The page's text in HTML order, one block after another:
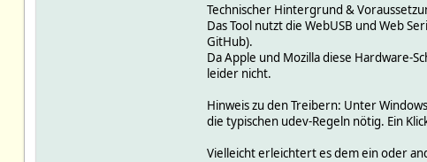
Technischer Hintergrund &
Das Tool nutzt die WebUSB und Web
GitHub).
Da Apple und Mozilla diese Hardware-
leider nicht.
Hinweis zu den Treibern: Unter
die typischen udev-Regeln nötig. Ein
Vielleicht erleichtert es dem ein oder